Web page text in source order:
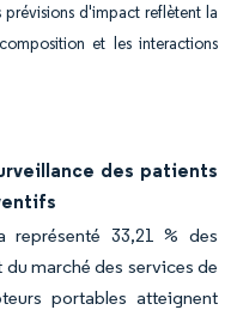
d'impact reflètent la
et les interactions
des patients
représenté 33,21 % des
marché des services de
portables atteignent